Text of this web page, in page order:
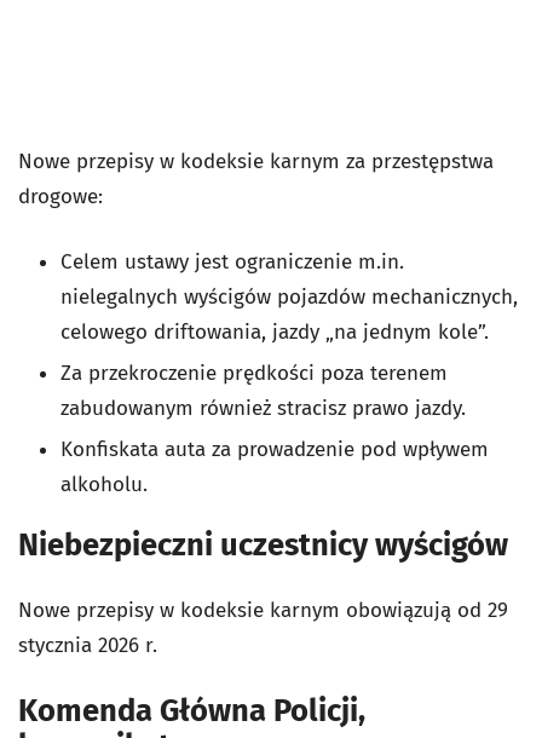
Nowe przepisy w kodeksie karnym za przestępstwa
drogowe:
Celem ustawy jest ograniczenie m.in.
nielegalnych wyścigów pojazdów mechanicznych,
celowego driftowania, jazdy „na jednym kole”.
Za przekroczenie prędkości poza terenem
zabudowanym również stracisz prawo jazdy.
Konfiskata auta za prowadzenie pod wpływem
alkoholu.
Niebezpieczni uczestnicy wyścigów
Nowe przepisy w kodeksie karnym obowiązują od 29
stycznia 2026 r.
Komenda Główna Policji,